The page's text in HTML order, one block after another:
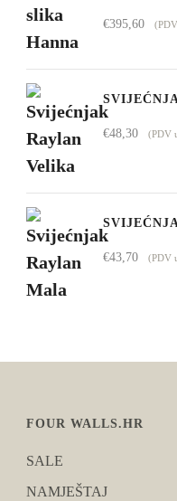
€395,60
€48,30 (PDV
€43,70 (PDV
FOUR WALLS.HR
SALE
NAMJEŠTAJ